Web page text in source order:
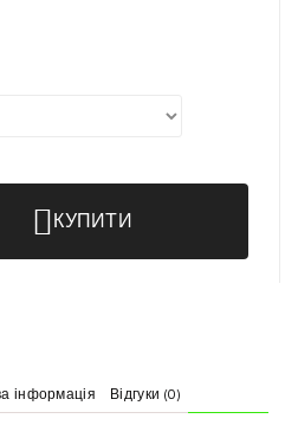
КУПИТИ
інформація Відгуки (0)